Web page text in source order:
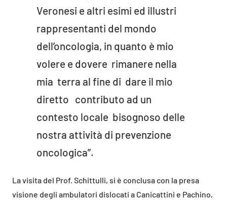
Veronesi e altri esimi ed illustri
rappresentanti del mondo
dell’oncologia, in quanto è mio
volere e dovere rimanere nella
mia terra al fine di dare il mio
diretto contributo ad un
contesto locale bisognoso delle
nostra attività di prevenzione
oncologica”.
La visita del Prof. Schittulli, si è conclusa con la presa
visione degli ambulatori dislocati a Canicattini e Pachino,